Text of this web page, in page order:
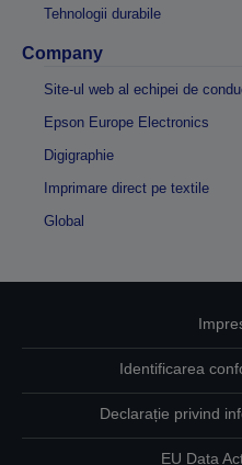
Tehnologii durabile
Company
Site-ul web al echipei de
Epson Europe Electronics
Digigraphie
Imprimare direct pe textile
Global
Identificarea
Declarație privind
EU Data